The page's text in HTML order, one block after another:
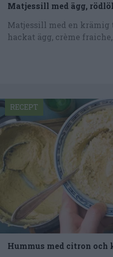
Matjessill med ägg,
Matjessill med en
hackat ägg, crème
Hummus med citron och
RECEPT